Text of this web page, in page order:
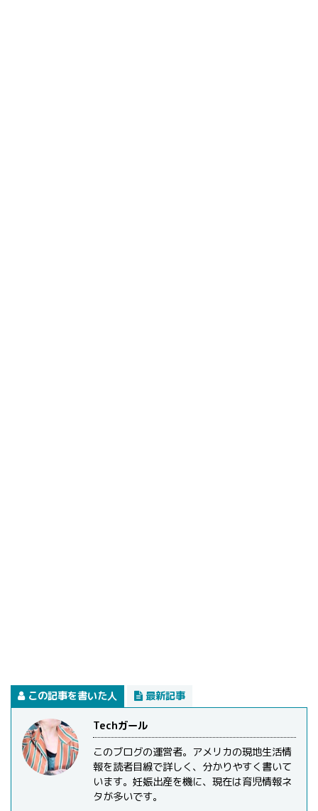
この記事を書いた人 最新記事
Techガール
このブログの運営者。アメリカの現地生活情
報を読者目線で詳しく、分かりやすく書いて
います。妊娠出産を機に、現在は育児情報ネ
タが多いです。